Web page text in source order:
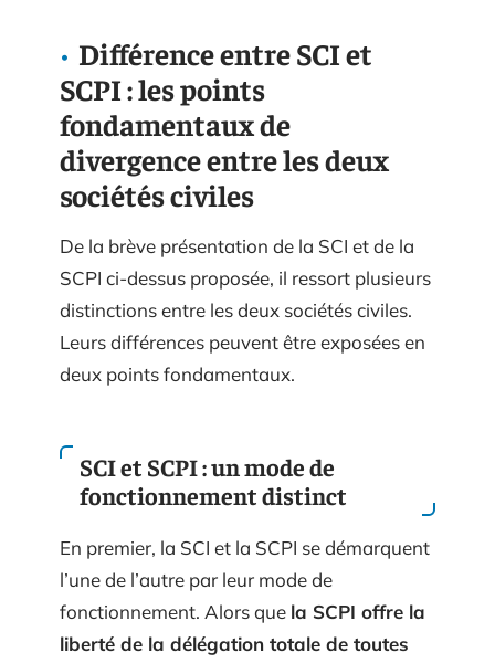
Différence entre SCI et
SCPI : les points
fondamentaux de
divergence entre les deux
sociétés civiles
De la brève présentation de la SCI et de la
SCPI ci-dessus proposée, il ressort plusieurs
distinctions entre les deux sociétés civiles.
Leurs différences peuvent être exposées en
deux points fondamentaux.
SCI et SCPI : un mode de
fonctionnement distinct
En premier, la SCI et la SCPI se démarquent
l’une de l’autre par leur mode de
fonctionnement. Alors que la SCPI offre la
liberté de la délégation totale de toutes